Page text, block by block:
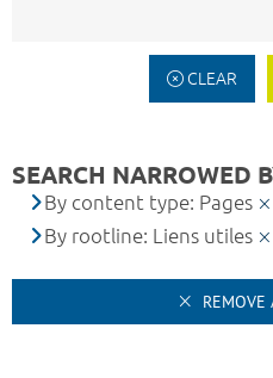
CLEAR
SEARCH NARROWED
By content type: Pages
By rootline: Liens utiles
REMOVE